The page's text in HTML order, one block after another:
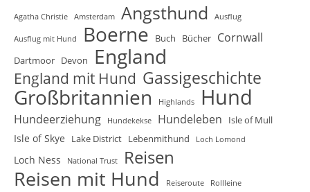
Agatha Christie Amsterdam Angsthund Ausflug
Ausflug mit Hund Boerne Buch Bücher Cornwall
Dartmoor Devon England
England mit Hund Gassigeschichte
Großbritannien Highlands Hund
Hundeerziehung Hundekekse Hundeleben Isle of Mull
Isle of Skye Lake District Lebenmithund Loch Lomond
Loch Ness National Trust Reisen
Reisen mit Hund Reiseroute Rollleine